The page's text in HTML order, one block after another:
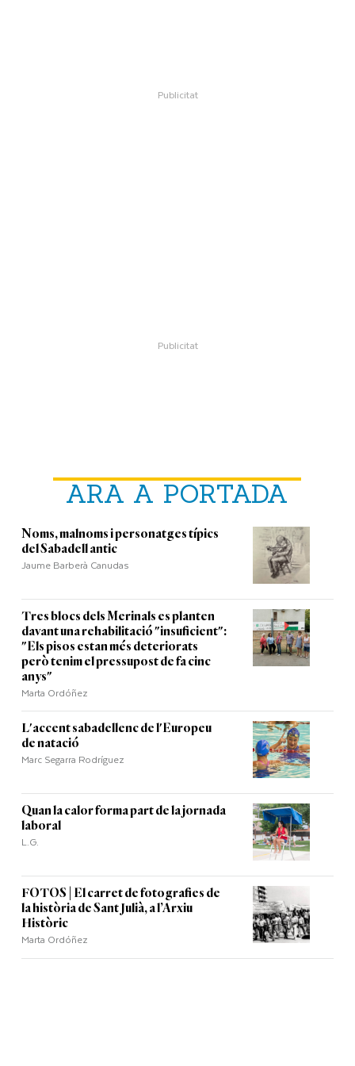
ARA A PORTADA
Noms, malnoms i personatges típics
del Sabadell antic
Jaume Barberà Canudas
Tres blocs dels Merinals es planten
davant una rehabilitació "insuficient":
"Els pisos estan més deteriorats
però tenim el pressupost de fa cinc
anys"
Marta Ordóñez
L'accent sabadellenc de l'Europeu
de natació
Marc Segarra Rodríguez
Quan la calor forma part de la jornada
laboral
L.G.
FOTOS | El carret de fotografies de
la història de Sant Julià, a l’Arxiu
Històric
Marta Ordóñez